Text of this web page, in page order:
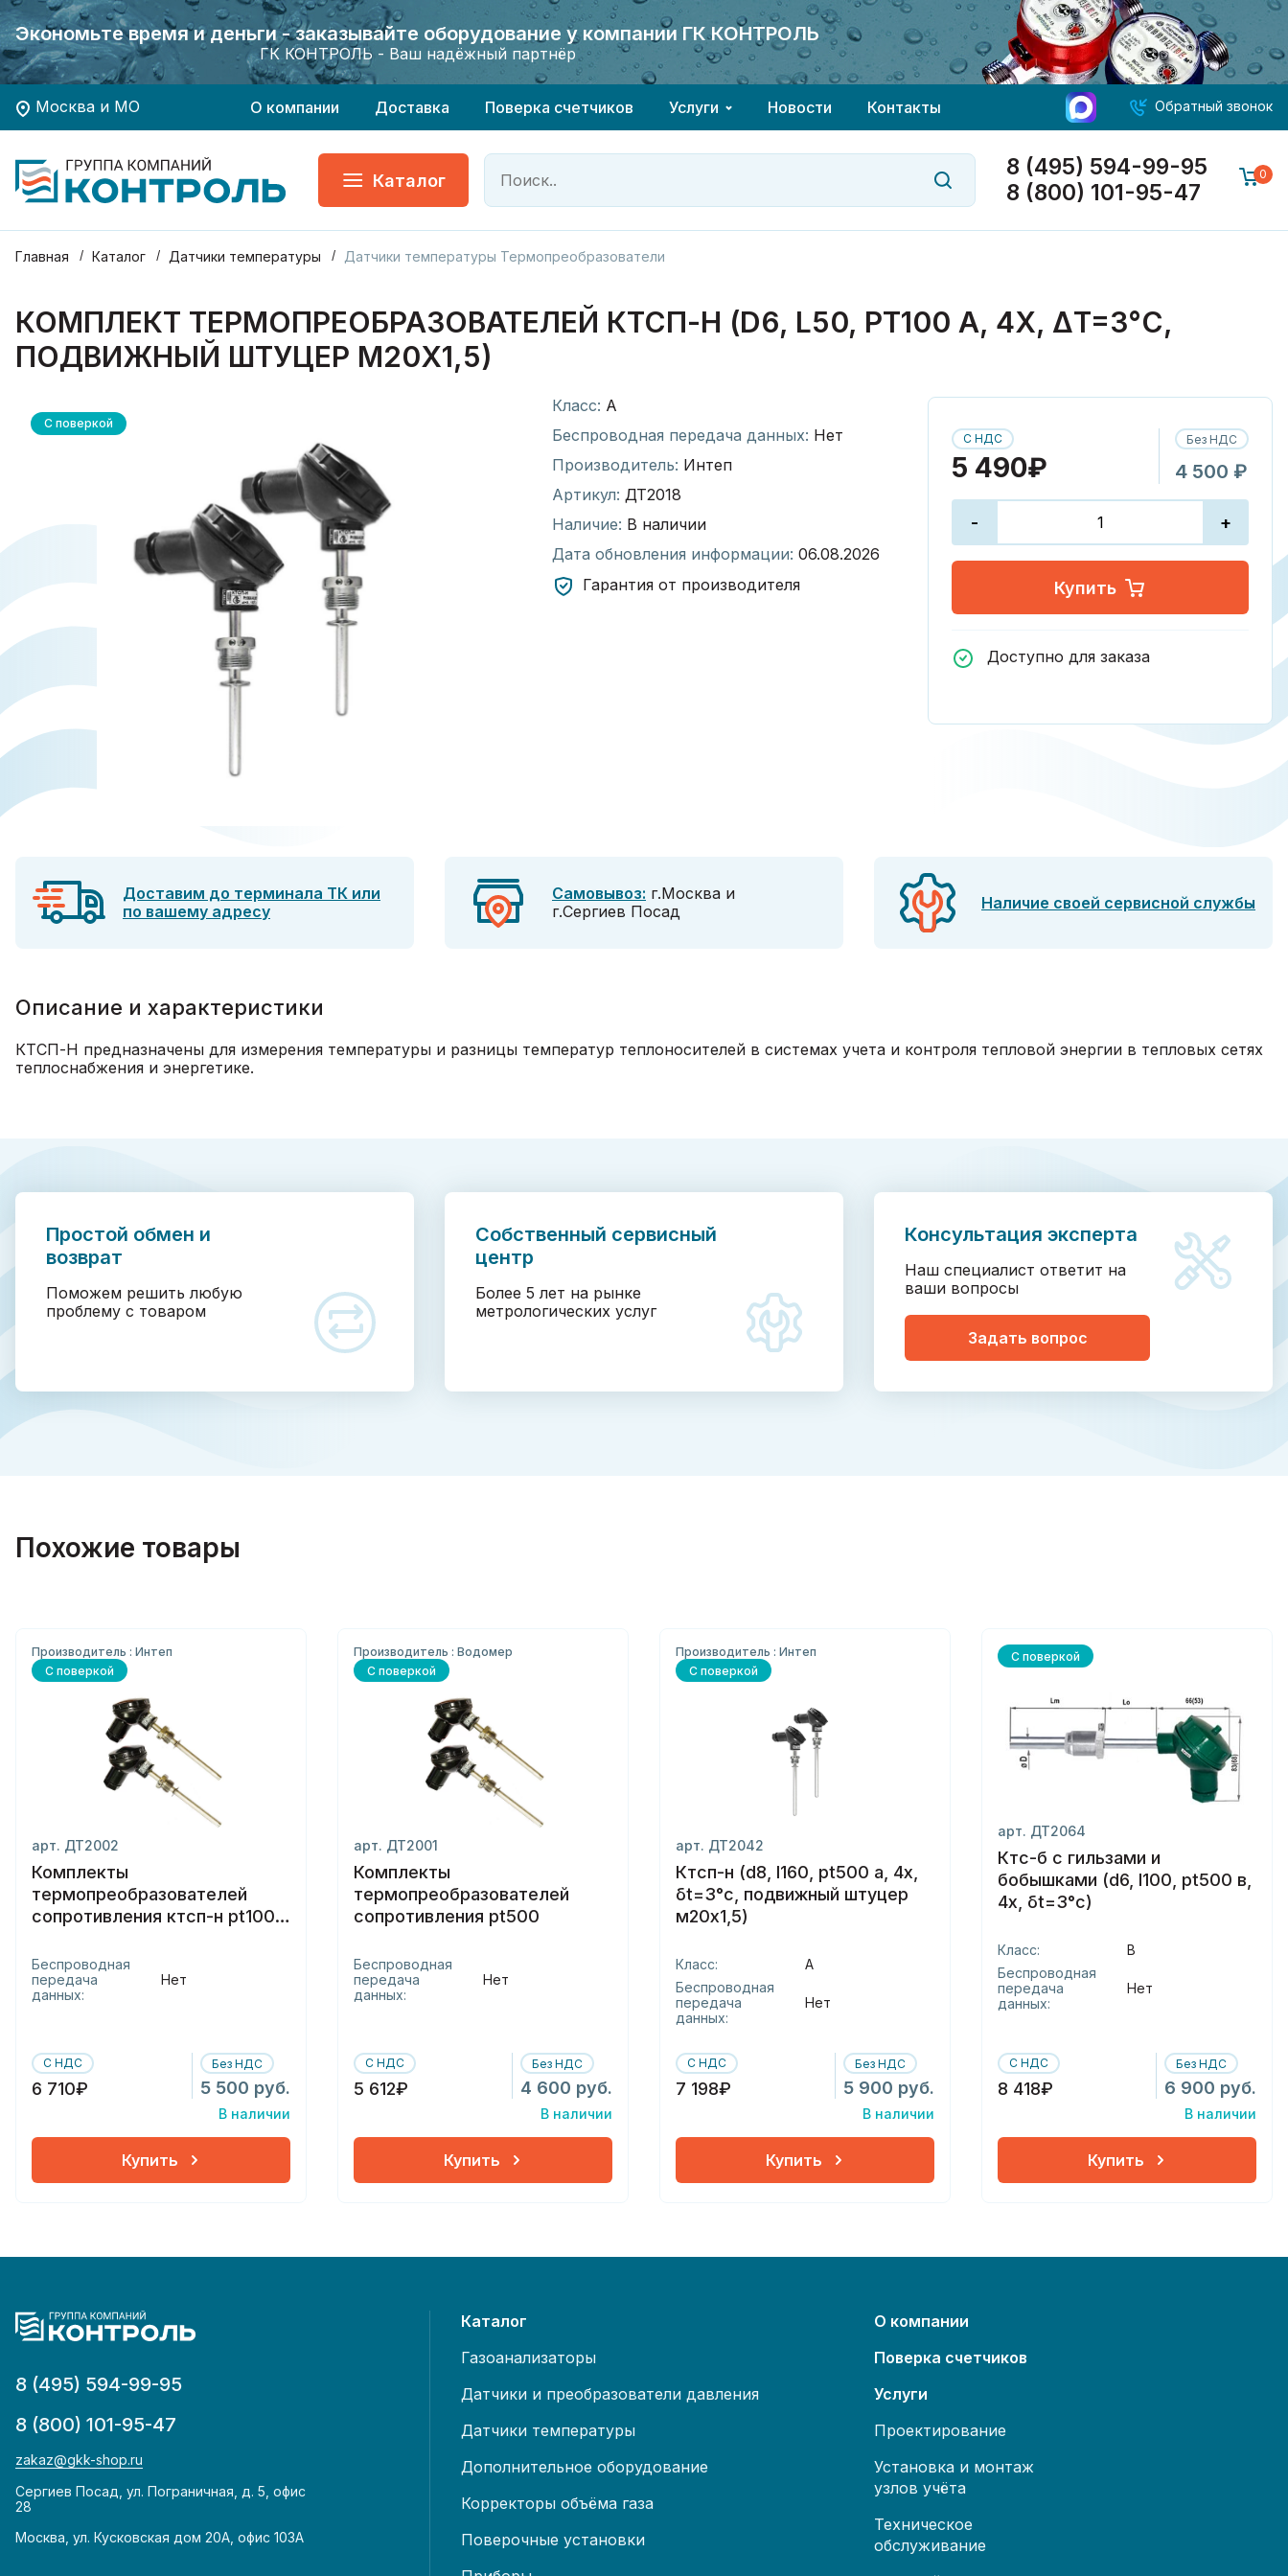
Экономьте время и деньги - заказывайте оборудование у компании ГК КОНТРОЛЬ
ГК КОНТРОЛЬ - Ваш надёжный партнёр
Хотите заказать поверку приборов учета?
Экономьте время и деньги - заказывайте оборудование у компании ГК КОНТРОЛЬ
ГК КОНТРОЛЬ - Ваш надёжный партнёр
Хотите заказать поверку приборов учета?
Москва и МО О компании Доставка Поверка счетчиков Услуги Новости Контакты Обратный звонок
Каталог
8 (495) 594-99-95
8 (800) 101-95-47
0
Главная Каталог Датчики температуры Датчики температуры Термопреобразователи
КОМПЛЕКТ ТЕРМОПРЕОБРАЗОВАТЕЛЕЙ КТСП-Н (D6, L50, PT100 A, 4Х, ΔT=3°C,
ПОДВИЖНЫЙ ШТУЦЕР М20Х1,5)
С поверкой
Класс: А
Беспроводная передача данных: Нет
Производитель: Интеп
Артикул: ДТ2018
Наличие: В наличии
Дата обновления информации: 06.08.2026
Гарантия от производителя
С НДС
5 490₽
Без НДС
4 500 ₽
- +
Купить
Доступно для заказа
Доставим до терминала ТК или
по вашему адресу
Самовывоз: г.Москва и
г.Сергиев Посад
Наличие своей сервисной службы
Описание и характеристики
КТСП-Н предназначены для измерения температуры и разницы температур теплоносителей в системах учета и контроля тепловой энергии в тепловых сетях
теплоснабжения и энергетике.
Простой обмен и
возврат
Поможем решить любую
проблему с товаром
Собственный сервисный
центр
Более 5 лет на рынке
метрологических услуг
Консультация эксперта
Наш специалист ответит на
ваши вопросы
Задать вопрос
Похожие товары
Производитель : Интеп
С поверкой
арт. ДТ2002
Комплекты
термопреобразователей
сопротивления ктсп-н pt100/
Беспроводная
передача
данных:
Нет
С НДС
6 710₽
Без НДС
5 500 руб.
В наличии
Купить
Производитель : Водомер
С поверкой
арт. ДТ2001
Комплекты
термопреобразователей
сопротивления pt500
Беспроводная
передача
данных:
Нет
С НДС
5 612₽
Без НДС
4 600 руб.
В наличии
Купить
Производитель : Интеп
С поверкой
арт. ДТ2042
Ктсп-н (d8, l160, pt500 a, 4х,
δt=3°c, подвижный штуцер
м20х1,5)
Класс:
А
Беспроводная
передача
данных:
Нет
С НДС
7 198₽
Без НДС
5 900 руб.
В наличии
Купить
С поверкой
арт. ДТ2064
Ктс-б с гильзами и
бобышками (d6, l100, pt500 в,
4х, δt=3°с)
Класс:
В
Беспроводная
передача
данных:
Нет
С НДС
8 418₽
Без НДС
6 900 руб.
В наличии
Купить
8 (495) 594-99-95
8 (800) 101-95-47
zakaz@gkk-shop.ru
Сергиев Посад, ул. Пограничная, д. 5, офис
28
Москва, ул. Кусковская дом 20А, офис 103А
Каталог
Газоанализаторы
Датчики и преобразователи давления
Датчики температуры
Дополнительное оборудование
Корректоры объёма газа
Поверочные установки
О компании
Поверка счетчиков
Услуги
Проектирование
Установка и монтаж
узлов учёта
Техническое
обслуживание